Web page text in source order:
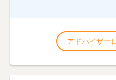
アドバイザー